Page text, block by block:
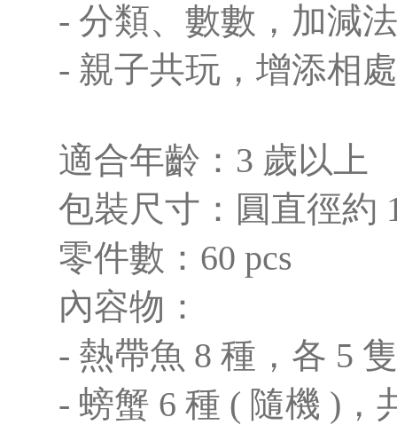
- 分類、數數，加減
- 親子共玩，增添相
適合年齡：3 歲以上
包裝尺寸：圓直徑約
零件數：60 pcs
內容物：
- 熱帶魚 8 種，各 5
- 螃蟹 6 種 ( 隨機 )，